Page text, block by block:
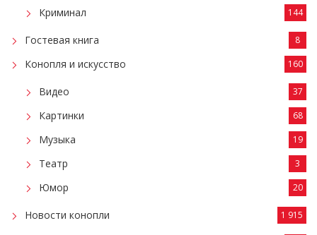
Криминал 144
Гостевая книга 8
Конопля и искусство 160
Видео 37
Картинки 68
Музыка 19
Театр 3
Юмор 20
Новости конопли 1 915